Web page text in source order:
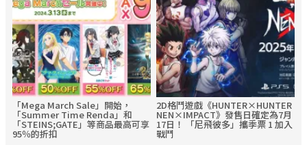
「Mega March Sale」開始，
「Summer Time Renda」和
「STEINS;GATE」等商品最高可享
95％的折扣
2D格鬥遊戲《HUNTER×HUNTER
NEN×IMPACT》發售日確定為7月
17日！ 「尼飛彼多」攜季票 1 加入
戰鬥